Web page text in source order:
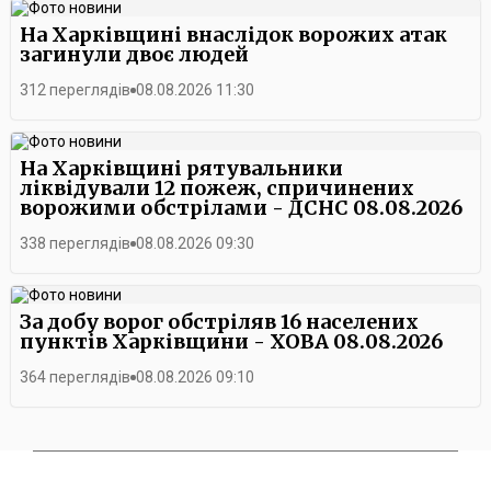
На Харківщині внаслідок ворожих атак
загинули двоє людей
312 переглядів 08.08.2026 11:30
На Харківщині рятувальники
ліквідували 12 пожеж, спричинених
ворожими обстрілами - ДСНС 08.08.2026
338 переглядів 08.08.2026 09:30
За добу ворог обстріляв 16 населених
пунктів Харківщини - ХОВА 08.08.2026
364 переглядів 08.08.2026 09:10